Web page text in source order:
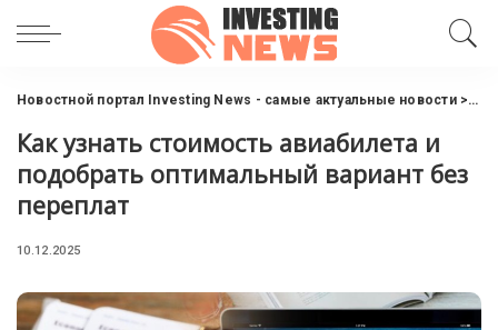
Новостной портал Investing News - самые актуальные новости>
Как узнать стоимость авиабилета и
подобрать оптимальный вариант без
переплат
10.12.2025